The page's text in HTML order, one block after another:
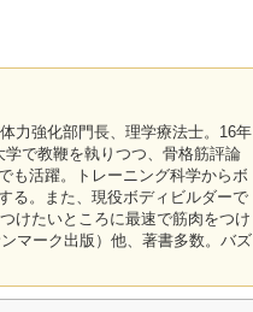
力強化部門長、理学療法士。16年
で教鞭を執りつつ、骨格筋評論
も活躍。トレーニング科学からボ
る。また、現役ボディビルダーで
けたいところに最速で筋肉をつけ
マーク出版）他、著書多数。バズ